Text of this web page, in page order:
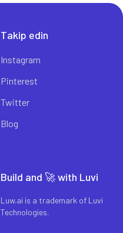
Takip edin
Instagram
Pinterest
Twitter
Blog
Build and 🚀 with Luvi
Luw.ai is a trademark of Luvi
Technologies.